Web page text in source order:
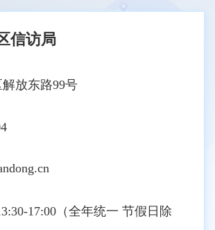
信访局
放东路99号
17:00（全年统一 节假日除